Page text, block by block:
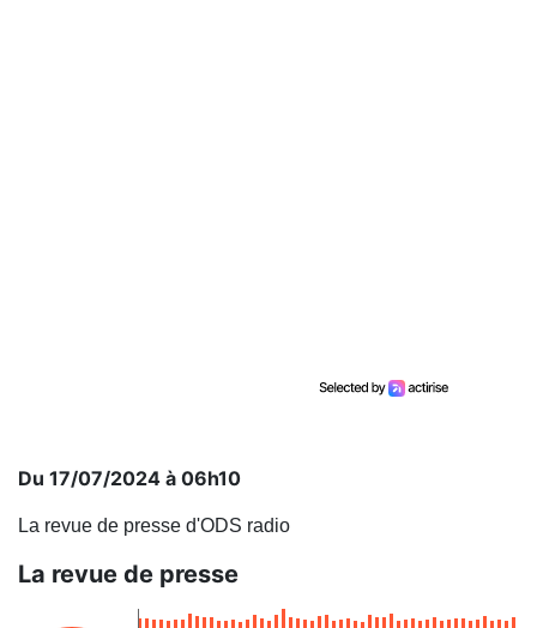
Du 17/07/2024 à 06h10
La revue de presse d'ODS radio
La revue de presse